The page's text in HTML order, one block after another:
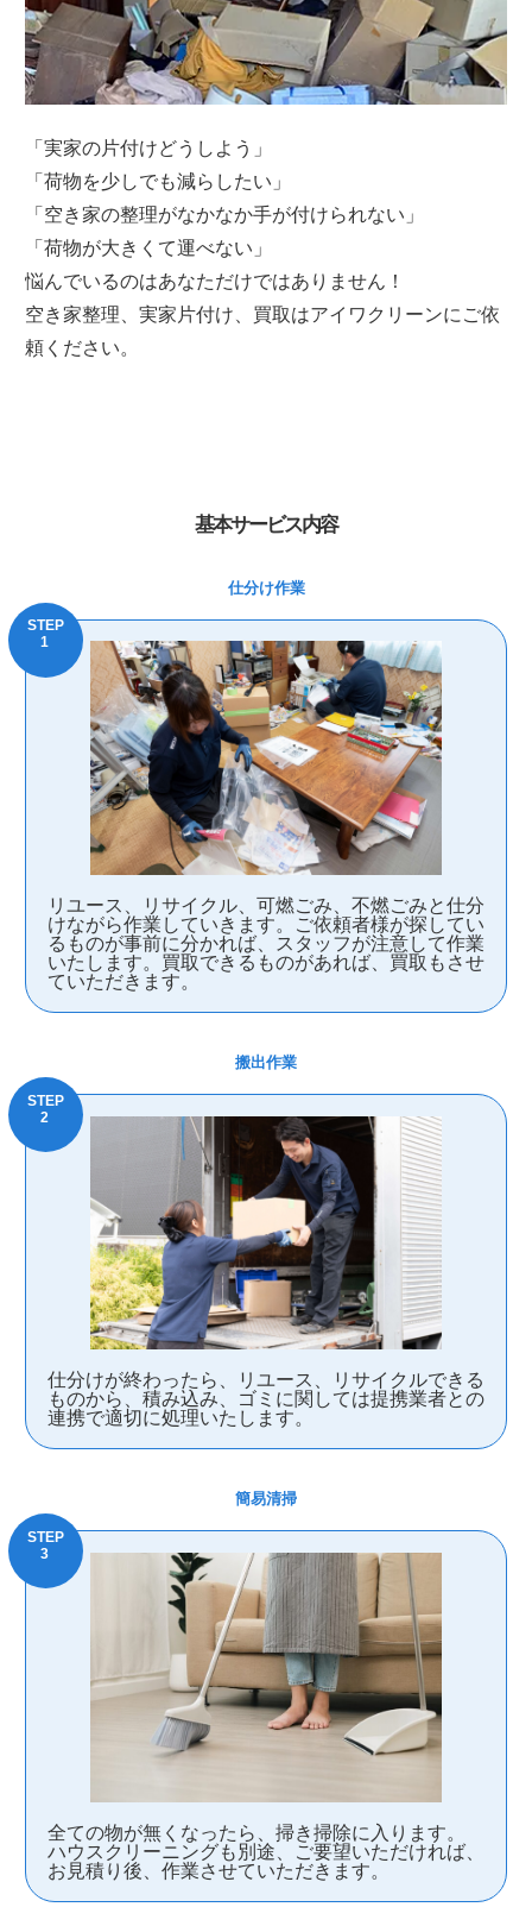
「実家の片付けどうしよう」
「荷物を少しでも減らしたい」
「空き家の整理がなかなか手が付けられない」
「荷物が大きくて運べない」
悩んでいるのはあなただけではありません！
空き家整理、実家片付け、買取はアイワクリーンにご依
頼ください。
基本サービス内容
仕分け作業
リユース、リサイクル、可燃ごみ、不燃ごみと仕分
けながら作業していきます。ご依頼者様が探してい
るものが事前に分かれば、スタッフが注意して作業
いたします。買取できるものがあれば、買取もさせ
ていただきます。
搬出作業
仕分けが終わったら、リユース、リサイクルできる
ものから、積み込み、ゴミに関しては提携業者との
連携で適切に処理いたします。
簡易清掃
全ての物が無くなったら、掃き掃除に入ります。
ハウスクリーニングも別途、ご要望いただければ、
お見積り後、作業させていただきます。